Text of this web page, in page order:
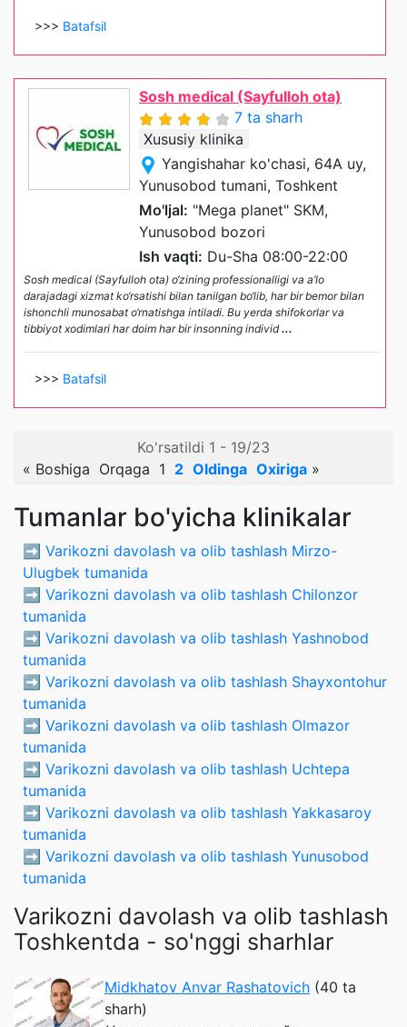
>>> Batafsil
Sosh medical (Sayfulloh ota)
7 ta sharh
Xususiy klinika
Yangishahar ko'chasi, 64A uy,
Yunusobod tumani, Toshkent
Mo'ljal: "Mega planet" SKM,
Yunusobod bozori
Ish vaqti: Du-Sha 08:00-22:00
Sosh medical (Sayfulloh ota) o‘zining professionalligi va a’lo
darajadagi xizmat ko‘rsatishi bilan tanilgan bo‘lib, har bir bemor bilan
ishonchli munosabat o‘rnatishga intiladi. Bu yerda shifokorlar va
tibbiyot xodimlari har doim har bir insonning individ...
>>> Batafsil
Ko'rsatildi 1 - 19/23
« Boshiga Orqaga 1 2 Oldinga Oxiriga »
Tumanlar bo'yicha klinikalar
➡️ Varikozni davolash va olib tashlash Mirzo-
Ulugbek tumanida
➡️ Varikozni davolash va olib tashlash Chilonzor
tumanida
➡️ Varikozni davolash va olib tashlash Yashnobod
tumanida
➡️ Varikozni davolash va olib tashlash Shayxontohur
tumanida
➡️ Varikozni davolash va olib tashlash Olmazor
tumanida
➡️ Varikozni davolash va olib tashlash Uchtepa
tumanida
➡️ Varikozni davolash va olib tashlash Yakkasaroy
tumanida
➡️ Varikozni davolash va olib tashlash Yunusobod
tumanida
Varikozni davolash va olib tashlash
Toshkentda - so'nggi sharhlar
Midkhatov Anvar Rashatovich (40 ta
sharh)